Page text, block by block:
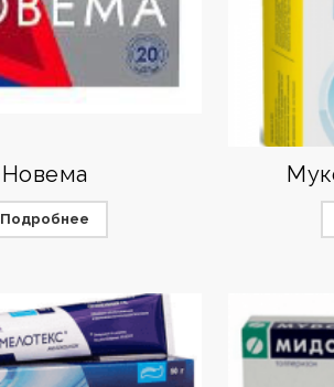
Новема
Подробнее